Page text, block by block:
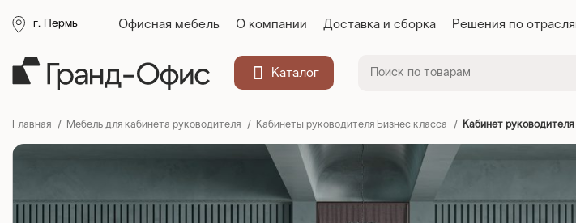
г. Пермь Офисная мебель О компании Доставка и сборка Решения по
Каталог
Главная Мебель для кабинета руководителя Кабинеты руководителя Бизнес класса Кабинет